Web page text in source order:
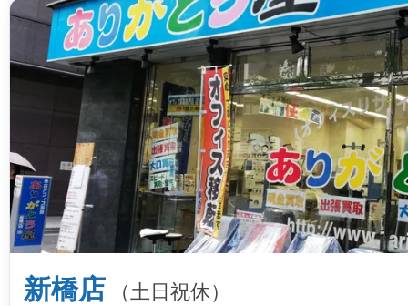
新橋店 （土日祝休）